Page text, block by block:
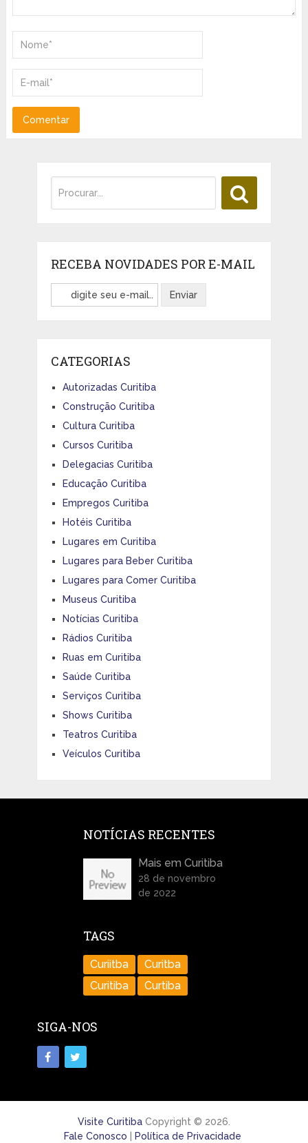
RECEBA NOVIDADES POR E-MAIL
CATEGORIAS
Autorizadas Curitiba
Construção Curitiba
Cultura Curitiba
Cursos Curitiba
Delegacias Curitiba
Educação Curitiba
Empregos Curitiba
Hotéis Curitiba
Lugares em Curitiba
Lugares para Beber Curitiba
Lugares para Comer Curitiba
Museus Curitiba
Notícias Curitiba
Rádios Curitiba
Ruas em Curitiba
Saúde Curitiba
Serviços Curitiba
Shows Curitiba
Teatros Curitiba
Veículos Curitiba
NOTÍCIAS RECENTES
Mais em Curitiba
28 de novembro
de 2022
TAGS
Curiitba
Curitba
Curitiba
Curtiba
SIGA-NOS
Visite CuritibaCopyright © 2026.
Fale Conosco
Política de Privacidade